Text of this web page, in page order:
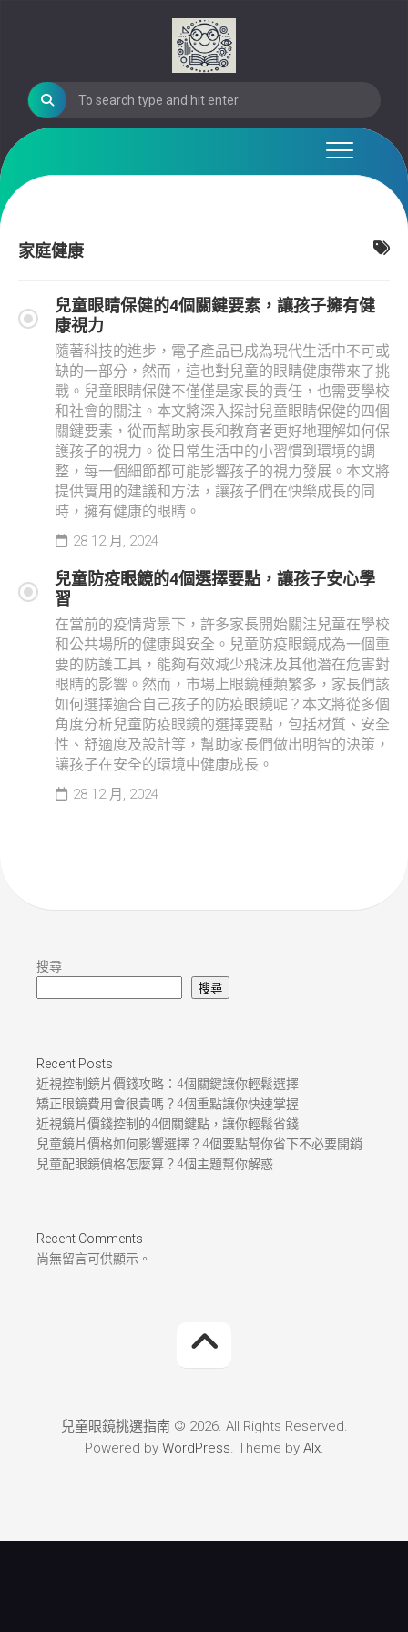
家庭健康
兒童眼睛保健的4個關鍵要素，讓孩子擁有健
康視力
隨著科技的進步，電子產品已成為現代生活中不可或
缺的一部分，然而，這也對兒童的眼睛健康帶來了挑
戰。兒童眼睛保健不僅僅是家長的責任，也需要學校
和社會的關注。本文將深入探討兒童眼睛保健的四個
關鍵要素，從而幫助家長和教育者更好地理解如何保
護孩子的視力。從日常生活中的小習慣到環境的調
整，每一個細節都可能影響孩子的視力發展。本文將
提供實用的建議和方法，讓孩子們在快樂成長的同
時，擁有健康的眼睛。
28 12 月, 2024
兒童防疫眼鏡的4個選擇要點，讓孩子安心學
習
在當前的疫情背景下，許多家長開始關注兒童在學校
和公共場所的健康與安全。兒童防疫眼鏡成為一個重
要的防護工具，能夠有效減少飛沫及其他潛在危害對
眼睛的影響。然而，市場上眼鏡種類繁多，家長們該
如何選擇適合自己孩子的防疫眼鏡呢？本文將從多個
角度分析兒童防疫眼鏡的選擇要點，包括材質、安全
性、舒適度及設計等，幫助家長們做出明智的決策，
讓孩子在安全的環境中健康成長。
28 12 月, 2024
搜尋
搜尋
Recent Posts
近視控制鏡片價錢攻略：4個關鍵讓你輕鬆選擇
矯正眼鏡費用會很貴嗎？4個重點讓你快速掌握
近視鏡片價錢控制的4個關鍵點，讓你輕鬆省錢
兒童鏡片價格如何影響選擇？4個要點幫你省下不必要開銷
兒童配眼鏡價格怎麼算？4個主題幫你解惑
Recent Comments
尚無留言可供顯示。
兒童眼鏡挑選指南 © 2026. All Rights Reserved.
Powered by WordPress. Theme by Alx.